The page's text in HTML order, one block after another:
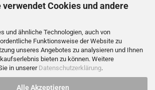
verwendet Cookies und andere
und ähnliche Technologien, auch von
Funktionsweise der Website zu
unseres Angebotes zu analysieren und Ihnen
bieten zu können. Weitere
in unserer Datenschutzerklärung.
Alle Akzeptieren
Vertrag widerrufen